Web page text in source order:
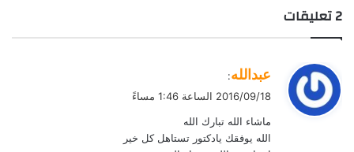
‫2 تعليقات
ي
ق
ل
عبدالله:
2016/09/18 الساعة 1:46 مساءً
ماشاء الله تبارك الله
الله يوفقك يادكتور تستاهل كل خير